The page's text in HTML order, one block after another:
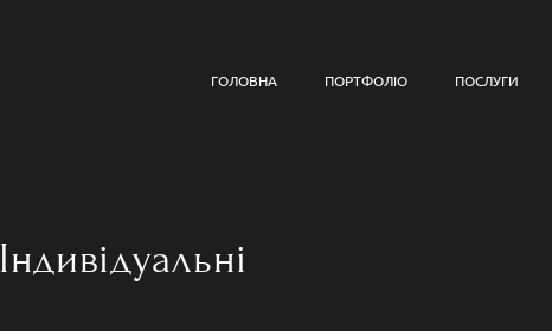
ГОЛОВНА ПОРТФОЛІО ПОСЛУГИ
Iндивідуальні